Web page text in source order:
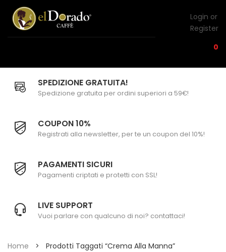
Login or
Register
0
SPEDIZIONE GRATUITA!
Spedizione gratuita per ordini superiori a 59€!
COUPON 10%
Registrati alla newsletter, per te un coupon del 10%!
PAGAMENTI SICURI
Pagamenti criptati e protetti con SSL!
LIVE SUPPORT
Vuoi parlare con qualcuno di noi? contattaci!
Home > Prodotti Taggati “crema Alla Manna”